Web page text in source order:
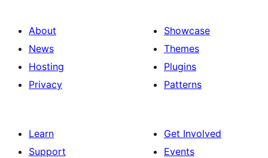
About
News
Hosting
Privacy
Showcase
Themes
Plugins
Patterns
Learn
Support
Get Involved
Events